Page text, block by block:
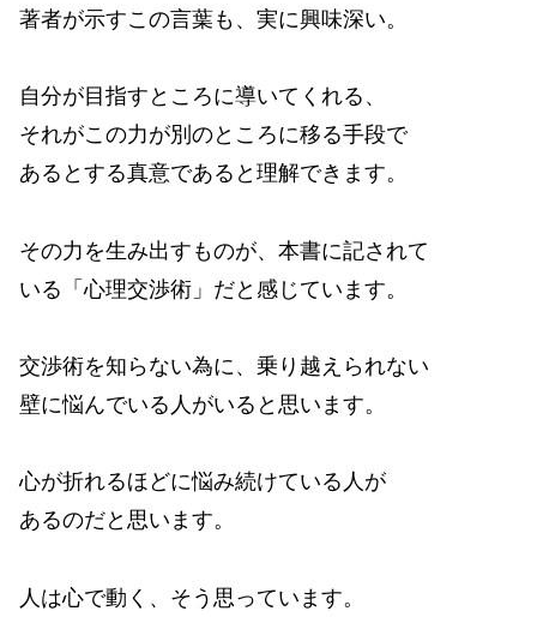
著者が示すこの言葉も、実に興味深い。
自分が目指すところに導いてくれる、
それがこの力が別のところに移る手段で
あるとする真意であると理解できます。
その力を生み出すものが、本書に記されて
いる「心理交渉術」だと感じています。
交渉術を知らない為に、乗り越えられない
壁に悩んでいる人がいると思います。
心が折れるほどに悩み続けている人が
あるのだと思います。
人は心で動く、そう思っています。